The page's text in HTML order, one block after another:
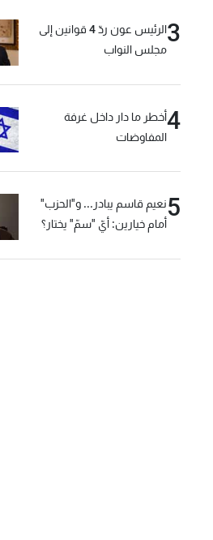
3
الرئيس عون ردّ 4 قوانين إلى
مجلس النواب
4أخطر ما دار داخل غرفة
المفاوضات
5نعيم قاسم يبادر... و"الحزب"
أمام خيارين: أيّ "سمّ" يختار؟